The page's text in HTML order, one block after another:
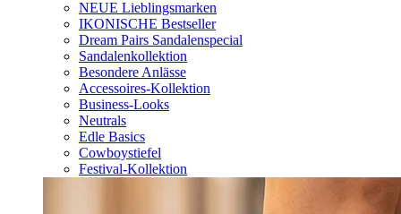
NEUE Lieblingsmarken
IKONISCHE Bestseller
Dream Pairs Sandalenspecial
Sandalenkollektion
Besondere Anlässe
Accessoires-Kollektion
Business-Looks
Neutrals
Edle Basics
Cowboystiefel
Festival-Kollektion